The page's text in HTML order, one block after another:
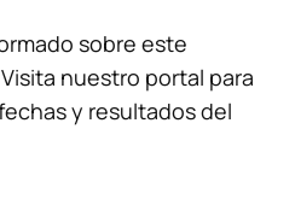
sobre este
nuestro portal para
y resultados del